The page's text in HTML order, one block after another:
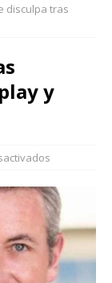
disculpa tras
y